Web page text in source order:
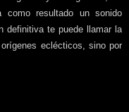
como resultado un sonido
definitiva te puede llamar la
eclécticos, sino por